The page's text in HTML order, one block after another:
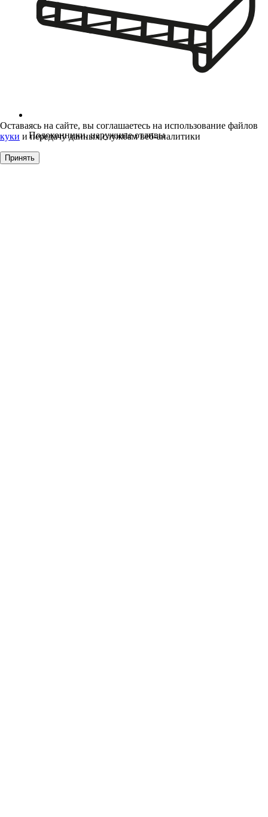
Подоконники, наружные отливы
Оставаясь на сайте, вы соглашаетесь на использование файлов
куки и передачу данных службам веб-аналитики
Принять